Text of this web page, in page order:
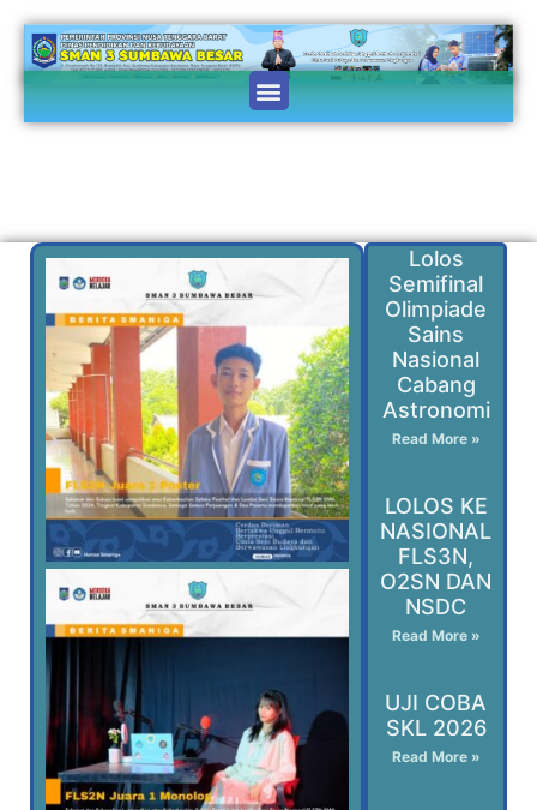
Lolos
Semifinal
Olimpiade
Sains
Nasional
Cabang
Astronomi
Read More »
LOLOS KE
NASIONAL
FLS3N,
O2SN DAN
NSDC
Read More »
UJI COBA
SKL 2026
Read More »